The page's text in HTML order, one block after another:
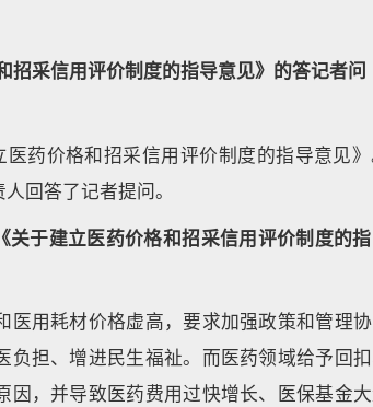
招采信用评价制度的指导意见》的答记者问
药价格和招采信用评价制度的指导意见
回答了记者提问。
于建立医药价格和招采信用评价制度的
用耗材价格虚高，要求加强政策和管理
负担、增进民生福祉。而医药领域给予回
因，并导致医药费用过快增长、医保基金